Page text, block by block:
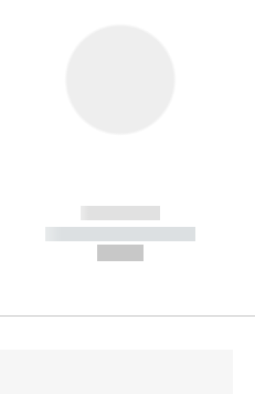
------------
----------- -----------